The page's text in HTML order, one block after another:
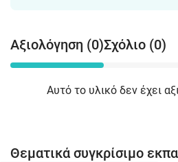
Αξιολόγηση (0)Σχόλιο (0)
Αυτό το υλικό δεν έχει
Θεματικά συγκρίσιμο